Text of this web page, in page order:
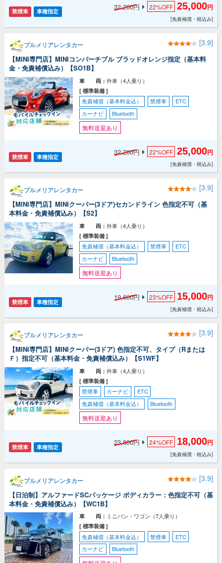
禁煙車 車種指定 32,200円 22%OFF 25,000円
[免責補償・税込み]
プルメリアレンタカー [3.9]
【MINI専門店】MINIコンバーチブル ブラッドオレンジ指定（基本料
金・免責補償込み）【SO1B】
車 両： 外車（4人乗り）
[ 標準装備 ]
免責補償（基本料金込） 禁煙車
ETC
カーナビ
Bluetooth
無料送迎あり
禁煙車 車種指定 32,200円 22%OFF 25,000円
[免責補償・税込み]
プルメリアレンタカー [3.9]
【MINI専門店】MINIクーパー(3ドア)セカンドライン 色指定不可（基
本料金・免責補償込み）【S2】
車 両： 外車（4人乗り）
[ 標準装備 ]
免責補償（基本料金込） 禁煙車
ETC
カーナビ
Bluetooth
無料送迎あり
禁煙車 車種指定 19,600円 23%OFF 15,000円
[免責補償・税込み]
プルメリアレンタカー [3.9]
【MINI専門店】MINIクーパー(3ドア) 色指定不可、タイプ（Rまたは
Ｆ）指定不可（基本料金・免責補償込み）【S1WF】
車 両： 外車（4人乗り）
[ 標準装備 ]
禁煙車 カーナビ
ETC
免責補償（基本料金込）
Bluetooth
無料送迎あり
禁煙車 車種指定 23,800円 24%OFF 18,000円
[免責補償・税込み]
プルメリアレンタカー [3.9]
【日泊制】アルファードSCパッケージ ボディカラー：色指定不可（基
本料金・免責補償込み）【WC1B】
車 両： ミニバン・ワゴン（7人乗り）
[ 標準装備 ]
免責補償（基本料金込） 禁煙車
ETC
カーナビ
Bluetooth